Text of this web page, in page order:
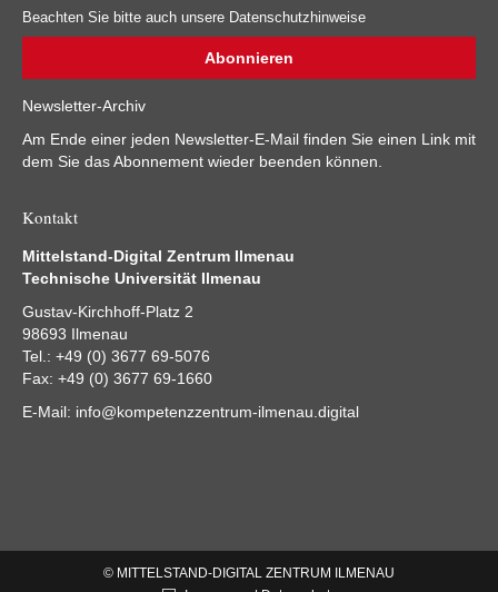
Beachten Sie bitte auch unsere Datenschutzhinweise
Newsletter-Archiv
Am Ende einer jeden Newsletter-E-Mail finden Sie einen Link mit
dem Sie das Abonnement wieder beenden können.
Kontakt
Mittelstand-Digital Zentrum Ilmenau
Technische Universität Ilmenau
Gustav-Kirchhoff-Platz 2
98693 Ilmenau
Tel.: +49 (0) 3677 69-5076
Fax: +49 (0) 3677 69-1660
E-Mail: info@kompetenzzentrum-ilmenau.digital
© MITTELSTAND-DIGITAL ZENTRUM ILMENAU